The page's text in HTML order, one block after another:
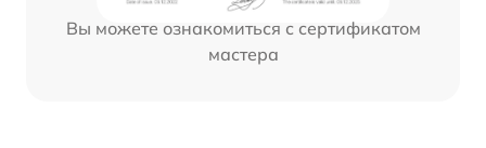
Вы можете ознакомиться с сертификатом
мастера